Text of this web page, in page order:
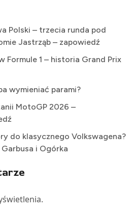
Polski – trzecia runda pod
Jastrząb – zapowiedź
Formule 1 – historia Grand Prix
wymieniać parami?
MotoGP 2026 –
do klasycznego Volkswagena?
i Ogórka